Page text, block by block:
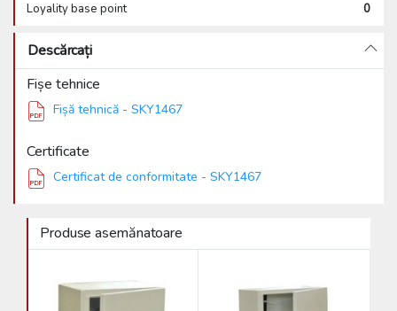
Loyality base point
0
Descărcați
Fișe tehnice
Fișă tehnică - SKY1467
Certificate
Certificat de conformitate - SKY1467
Produse asemănatoare